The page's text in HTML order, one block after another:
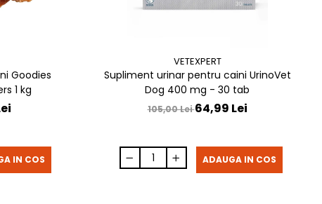
Goodies
1 kg
IN COS
VETEXPERT
Supliment urinar pentru caini UrinoVet
Dog 400 mg - 30 tab
105,00 Lei64,99 Lei
ADAUGA IN COS